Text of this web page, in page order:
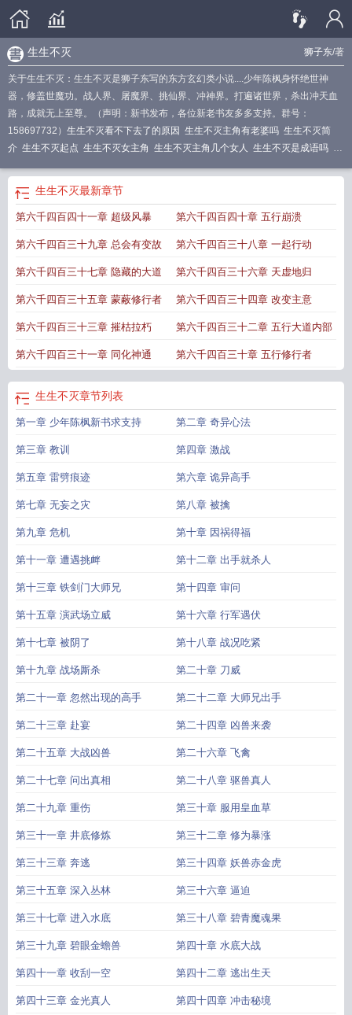
狮子东/著
生生不灭
关于生生不灭：生生不灭是狮子东写的东方玄幻类小说....少年陈枫身怀绝世神
器，修盖世魔功。战人界、屠魔界、挑仙界、冲神界。打遍诸世界，杀出冲天血
路，成就无上至尊。（声明：新书发布，各位新老书友多多支持。群号：
158697732） 生生不灭看不下去了的原因 生生不灭主角有老婆吗 生生不灭简
介 生生不灭起点 生生不灭女主角 生生不灭主角几个女人 生生不灭是成语吗 生
动漫在线观看
生生不灭等级划分
是女主吗?
陈枫全文免费阅读生生不灭陈枫境界划分生生不灭几个女主生生不灭陈枫道侣
阁生生不灭修炼境界生生不灭看我造自己的未来生生不灭笔趣阁原版生生不
灭 txt生生不灭免费TXT生生不灭顶点 生生不灭有几个女主生生不灭 百度百
个女人生生不灭男主几个老婆生生不灭陈枫最新章节 生生不灭写的怎么样
生不灭百度百科境界生生不灭陈枫 生生不灭几个老婆 生生不灭无弹窗 笔趣阁
个老婆生生不灭怎么样 生生不灭是什么意思生生不灭百度百科生生不灭境界
详细介绍生生不灭女主角有几个生生不灭免费阅读生生不灭境界生生不灭陈
枫几个老婆生生不灭女主生生不灭修炼等级划分
意思是什么生生不灭陈枫百度百科生生不灭陈枫女主角有几个生生不灭最新章
节列表生生不灭笔趣阁无弹窗生生不灭陈枫白紫颜生生不灭陈枫在线阅读
生不灭全文免费阅读
生生不灭免费阅读全文
女主推倒的顺序是什么
生生不灭 起点中文网生生不灭免费全文阅读
境界划分 生生不灭txt电子书 生生不灭 狮子东生生不灭陈枫的分身
曲生生不灭完整版TXT 生生不灭几个女主角叫啥生生不灭免费阅读原文
TXT 生生不灭5200生生不灭下一句 生生不息 不灭生生不灭全文免费阅读笔趣
阁
生生不灭最新章节
第六千四百四十一章 超级风暴 第六千四百四十章 五行崩溃
第六千四百三十九章 总会有变故 第六千四百三十八章 一起行动
第六千四百三十七章 隐藏的大道 第六千四百三十六章 天虚地归
第六千四百三十五章 蒙蔽修行者 第六千四百三十四章 改变主意
第六千四百三十三章 摧枯拉朽 第六千四百三十二章 五行大道内部
第六千四百三十一章 同化神通 第六千四百三十章 五行修行者
生生不灭章节列表
第一章 少年陈枫新书求支持 第二章 奇异心法
第三章 教训 第四章 激战
第五章 雷劈痕迹 第六章 诡异高手
第七章 无妄之灾 第八章 被擒
第九章 危机 第十章 因祸得福
第十一章 遭遇挑衅 第十二章 出手就杀人
第十三章 铁剑门大师兄 第十四章 审问
第十五章 演武场立威 第十六章 行军遇伏
第十七章 被阴了 第十八章 战况吃紧
第十九章 战场厮杀 第二十章 刀威
第二十一章 忽然出现的高手 第二十二章 大师兄出手
第二十三章 赴宴 第二十四章 凶兽来袭
第二十五章 大战凶兽 第二十六章 飞禽
第二十七章 问出真相 第二十八章 驱兽真人
第二十九章 重伤 第三十章 服用皇血草
第三十一章 井底修炼 第三十二章 修为暴涨
第三十三章 奔逃 第三十四章 妖兽赤金虎
第三十五章 深入丛林 第三十六章 逼迫
第三十七章 进入水底 第三十八章 碧青魔魂果
第三十九章 碧眼金蟾兽 第四十章 水底大战
第四十一章 收刮一空 第四十二章 逃出生天
第四十三章 金光真人 第四十四章 冲击秘境